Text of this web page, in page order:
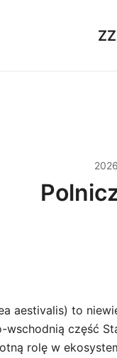
aestivalis) to
wschodnią część
rolę w